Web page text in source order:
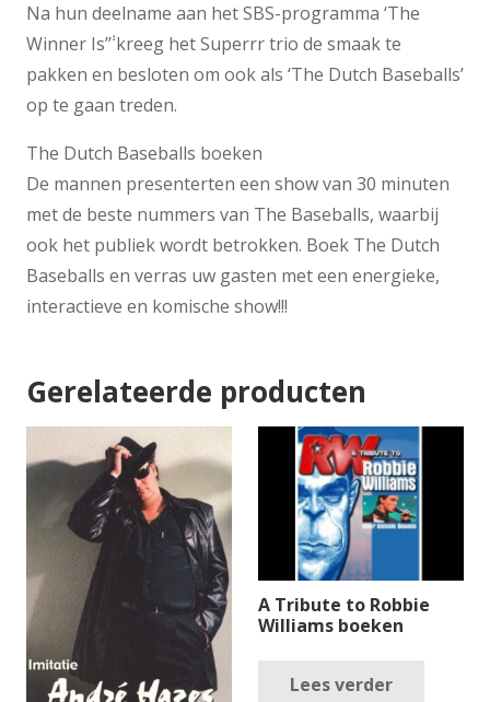
Na hun deelname aan het SBS-programma ‘The
Winner Is’݃’ kreeg het Superrr trio de smaak te
pakken en besloten om ook als ‘The Dutch Baseballs’
op te gaan treden.
The Dutch Baseballs boeken
De mannen presenterten een show van 30 minuten
met de beste nummers van The Baseballs, waarbij
ook het publiek wordt betrokken. Boek The Dutch
Baseballs en verras uw gasten met een energieke,
interactieve en komische show!!!
Gerelateerde producten
A Tribute to Robbie
Williams boeken
Lees verder